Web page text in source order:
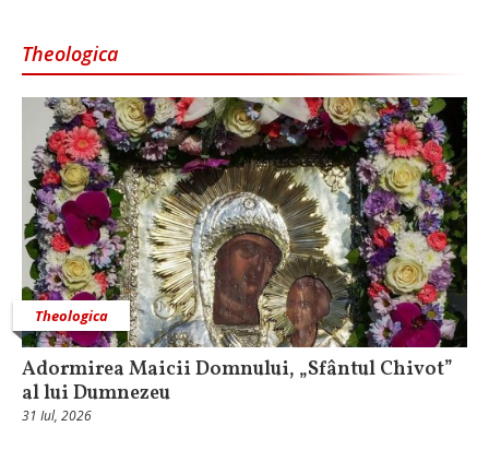
Theologica
Theologica
Adormirea Maicii Domnului, „Sfântul Chivot”
al lui Dumnezeu
31 Iul, 2026